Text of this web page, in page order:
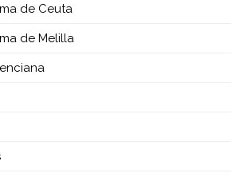
de Ceuta
de Melilla